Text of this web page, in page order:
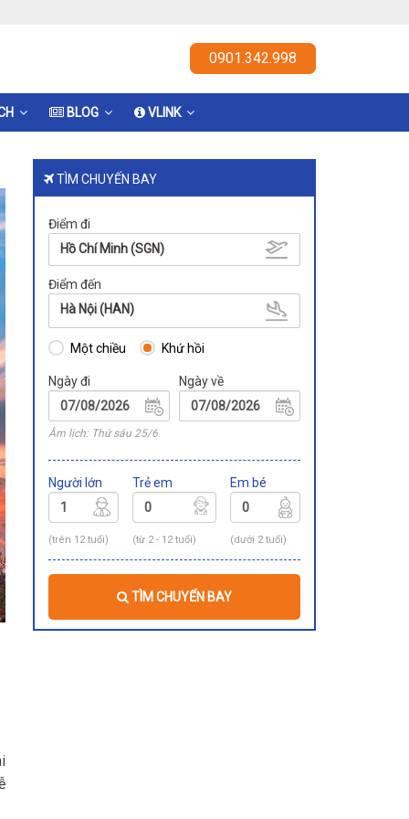
0901.342.998
BLOG VLINK
TÌM CHUYẾN BAY
Điểm đi
Hồ Chí Minh (SGN)
Điểm đến
Hà Nội (HAN)
Một chiều Khứ hồi
Ngày đi
Âm lịch: Thứ sáu 25/6
Ngày về
Người lớn
(trên 12 tuổi)
Trẻ em
(từ 2 - 12 tuổi)
Em bé
(dưới 2 tuổi)
TÌM CHUYẾN BAY